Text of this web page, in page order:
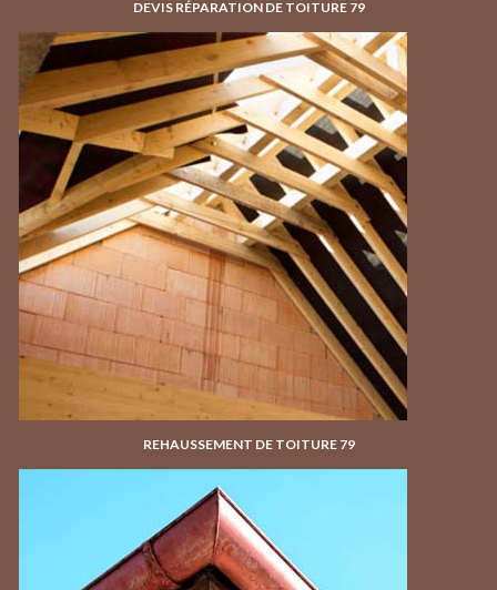
DEVIS RÉPARATION DE TOITURE 79
REHAUSSEMENT DE TOITURE 79